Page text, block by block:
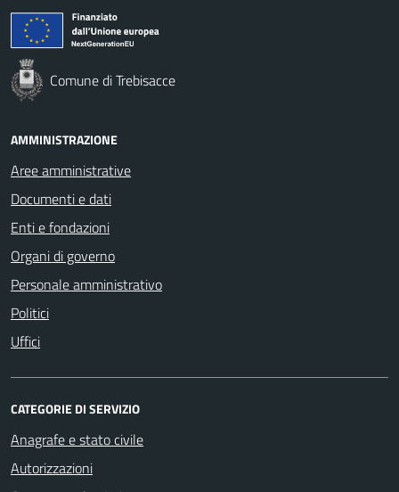
Comune di Trebisacce
AMMINISTRAZIONE
Aree amministrative
Documenti e dati
Enti e fondazioni
Organi di governo
Personale amministrativo
Politici
Uffici
CATEGORIE DI SERVIZIO
Anagrafe e stato civile
Autorizzazioni